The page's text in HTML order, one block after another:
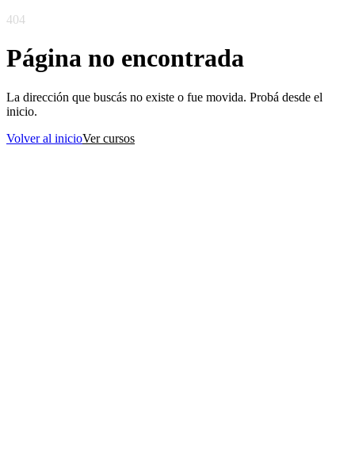
404
Página no encontrada
La dirección que buscás no existe o fue movida. Probá desde el
inicio.
Volver al inicioVer cursos